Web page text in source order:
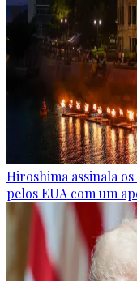
Hiroshima assinala
pelos EUA com um